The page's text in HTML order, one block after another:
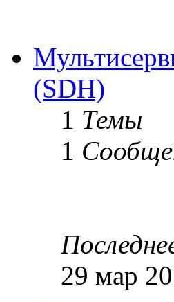
(SDH)
1 Темы
1
29 мар